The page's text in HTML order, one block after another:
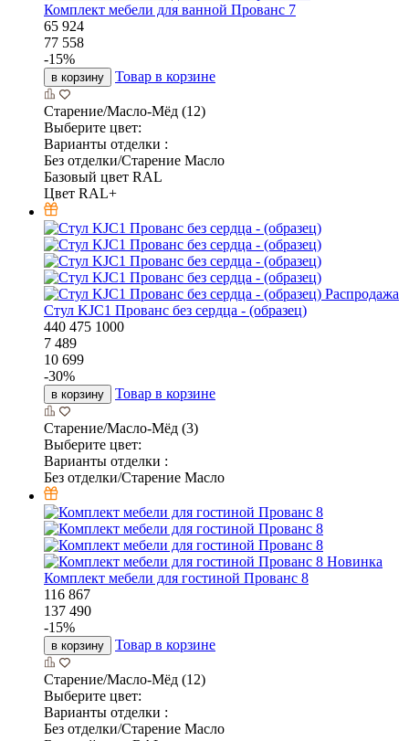
Комплект мебели для ванной Прованс 7
65 924
77 558
-15%
в корзину Товар в корзине
Старение/Масло-Мёд (12)
Выберите цвет:
Варианты отделки :
Без отделки/Старение Масло
Базовый цвет RAL
Цвет RAL+
Распродажа
Стул KJC1 Прованс без сердца - (образец)
440 475 1000
7 489
10 699
-30%
в корзину Товар в корзине
Старение/Масло-Мёд (3)
Выберите цвет:
Варианты отделки :
Без отделки/Старение Масло
Новинка
Комплект мебели для гостиной Прованс 8
116 867
137 490
-15%
в корзину Товар в корзине
Старение/Масло-Мёд (12)
Выберите цвет:
Варианты отделки :
Без отделки/Старение Масло